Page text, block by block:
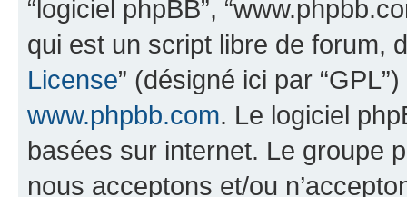
“logiciel phpBB”,
qui est un script libre de forum,
License” (désigné ici par
www.phpbb.com. Le logiciel
basées sur internet. Le groupe
nous acceptons et/ou